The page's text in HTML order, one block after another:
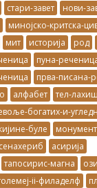
стари-завет нови-
минојско-критска-
мит историја род
пуна-
прва-писана-
алфабет тел-лахиш
богатих-и-
буле
сенахериб
асирија
тапосирис-магна
ii-филаделф